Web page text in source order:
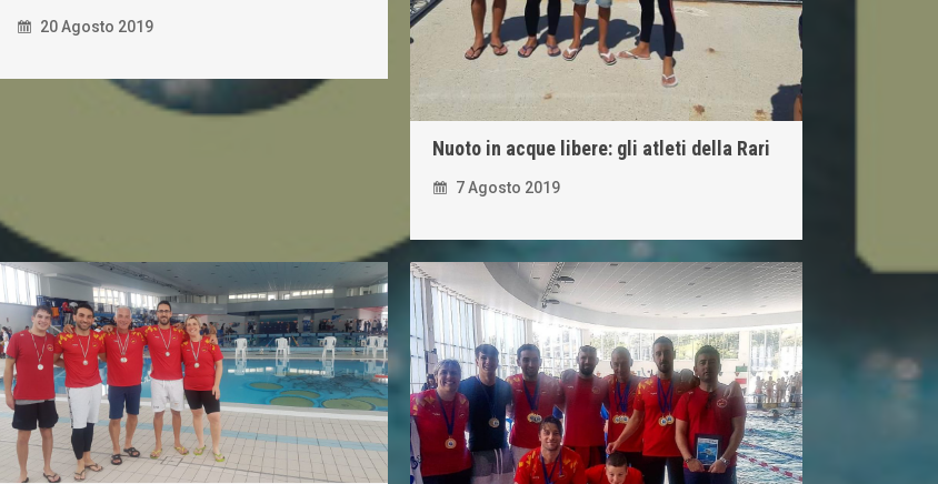
20 Agosto 2019
Nuoto in acque libere: gli atleti della Rari
7 Agosto 2019